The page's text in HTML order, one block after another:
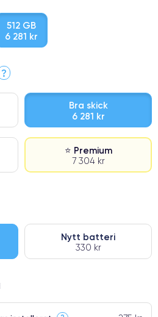
512 GB
6 281 kr
?
Bra skick
6 281 kr
⭐ Premium
7 304 kr
har premiumklassning
Nytt batteri
330 kr